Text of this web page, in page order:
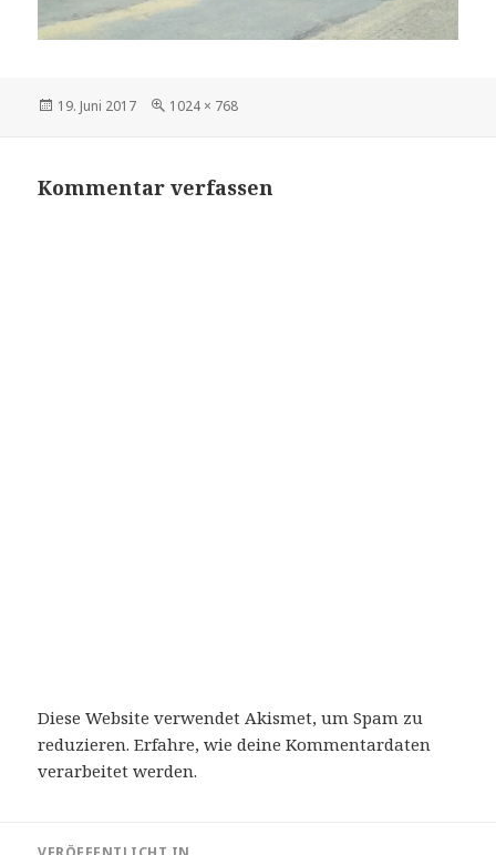
Veröffentlicht
19. Juni 2017
Volle
1024 × 768
Kommentar verfassen
Diese Website verwendet Akismet, um Spam zu
reduzieren.Erfahre, wie deine Kommentardaten
verarbeitet werden.